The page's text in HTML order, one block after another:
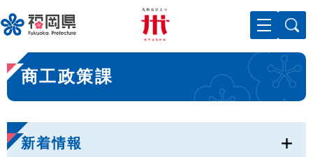
ー
ジ
先
頭
で
。
メニューを飛ばして本文へ
本
文
商工政策課
新着情報